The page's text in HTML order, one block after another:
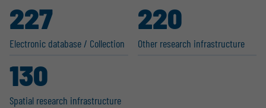
Electronic database / Collection
227
Other research infras­tructure
220
Spatial research infras­tructure
130